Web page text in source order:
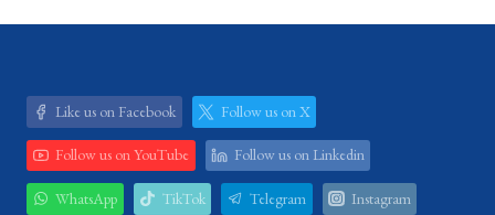
Like us on Facebook Follow us on X
Follow us on YouTube Follow us on Linkedin
WhatsApp TikTok Telegram Instagram